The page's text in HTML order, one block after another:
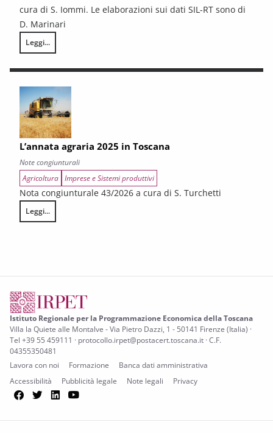
cura di S. Iommi. Le elaborazioni sui dati SIL-RT sono di
D. Marinari
Leggi...
LA CONGIUNTURA DEI SETTORI CULTURALI. Ripresa selettiva e
L’annata agraria 2025 in Toscana
Note congiunturali
Agricoltura Imprese e Sistemi produttivi
Nota congiunturale 43/2026 a cura di S. Turchetti
Leggi...
L’annata agraria 2025 in Toscana
Istituto Regionale per la Programmazione Economica della Toscana
Villa la Quiete alle Montalve - Via Pietro Dazzi, 1 - 50141 Firenze (Italia) ·
Tel +39 55 459111 · protocollo.irpet@postacert.toscana.it · C.F.
04355350481
Lavora con noi
Formazione
Banca dati amministrativa
Accessibilità
Pubblicità legale Note legali Privacy
Facebook
TwitterLinkedIn